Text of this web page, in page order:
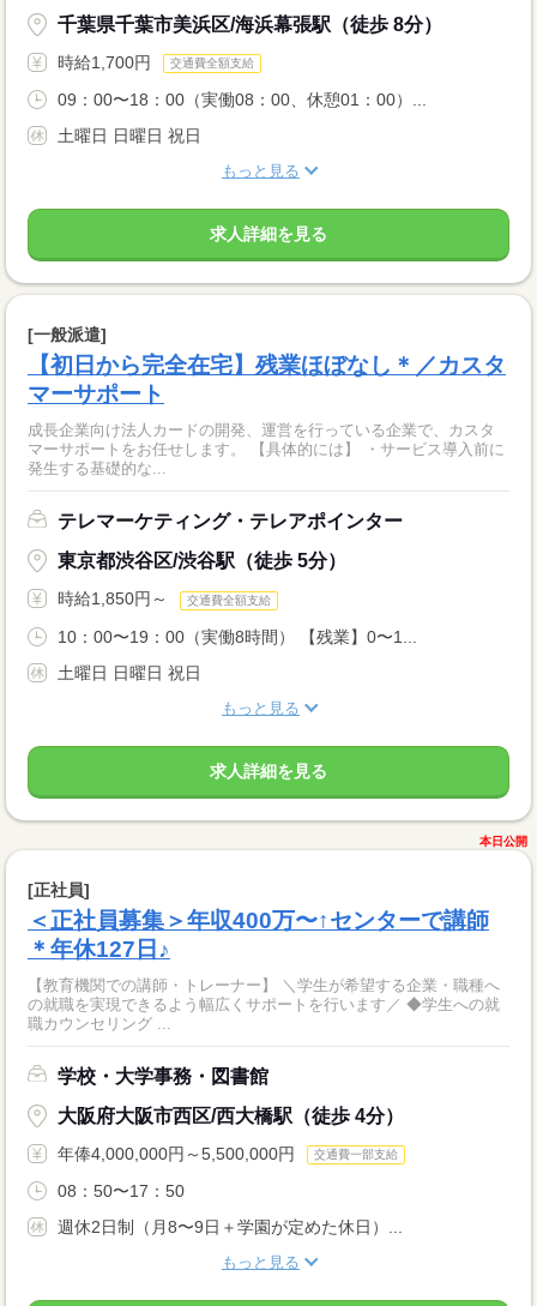
千葉県千葉市美浜区/海浜幕張駅（徒歩 8分）
時給1,700円 交通費全額支給
09：00〜18：00（実働08：00、休憩01：00）...
土曜日 日曜日 祝日
もっと見る
求人詳細を見る
[一般派遣]
【初日から完全在宅】残業ほぼなし＊／カスタ
マーサポート
成長企業向け法人カードの開発、運営を行っている企業で、カスタ
マーサポートをお任せします。 【具体的には】 ・サービス導入前に
発生する基礎的な...
テレマーケティング・テレアポインター
東京都渋谷区/渋谷駅（徒歩 5分）
時給1,850円～ 交通費全額支給
10：00〜19：00（実働8時間） 【残業】0〜1...
土曜日 日曜日 祝日
もっと見る
求人詳細を見る
本日公開
[正社員]
＜正社員募集＞年収400万〜↑センターで講師
＊年休127日♪
【教育機関での講師・トレーナー】 ＼学生が希望する企業・職種へ
の就職を実現できるよう幅広くサポートを行います／ ◆学生への就
職カウンセリング ...
学校・大学事務・図書館
大阪府大阪市西区/西大橋駅（徒歩 4分）
年俸4,000,000円～5,500,000円 交通費一部支給
08：50〜17：50
週休2日制（月8〜9日＋学園が定めた休日）...
もっと見る